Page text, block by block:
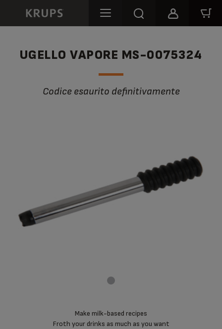
UGELLO VAPORE MS-0075324
Codice esaurito definitivamente
Make milk-based recipes
Froth your drinks as much as you want